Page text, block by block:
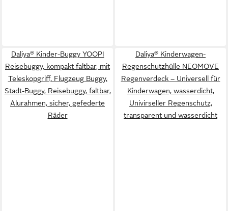
Daliya® Kinder-Buggy YOOPI
Reisebuggy, kompakt faltbar, mit
Teleskopgriff, Flugzeug Buggy,
Stadt-Buggy, Reisebuggy, faltbar,
Alurahmen, sicher, gefederte
Räder
Daliya® Kinderwagen-
Regenschutzhülle NEOMOVE
Regenverdeck – Universell für
Kinderwagen, wasserdicht,
Univirseller Regenschutz,
transparent und wasserdicht